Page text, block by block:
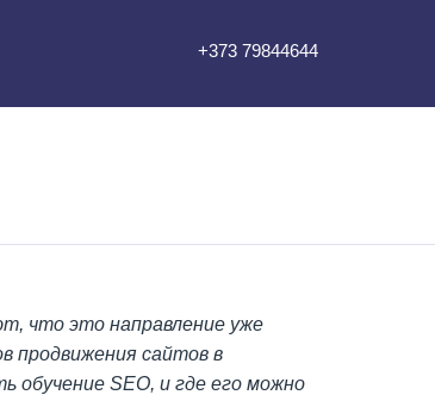
+373 79844644
что это направление уже
продвижения сайтов в
обучение SEO, и где его можно